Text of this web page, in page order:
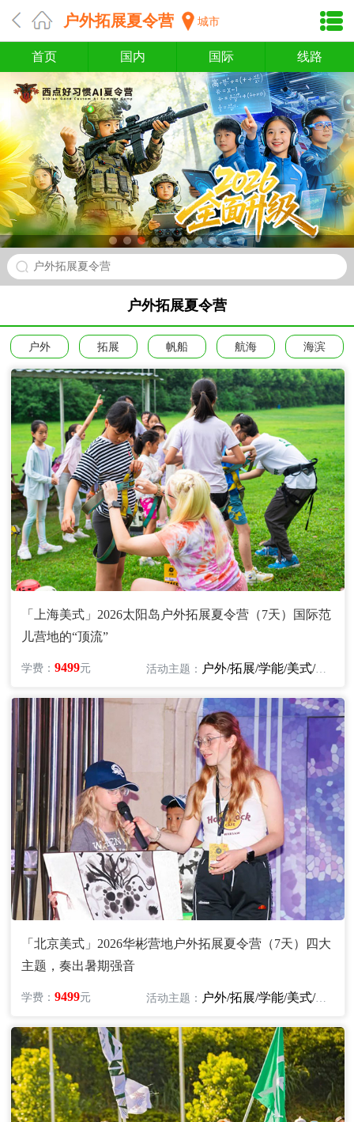
户外拓展夏令营 城市
首页 国内 国际 线路
户外拓展夏令营
户外拓展夏令营
户外 拓展 帆船 航海 海滨
「上海美式」2026太阳岛户外拓展夏令营（7天）国际范
儿营地的“顶流”
学费：9499元 活动主题： 户外/拓展/学能/美式/英语
「北京美式」2026华彬营地户外拓展夏令营（7天）四大
主题，奏出暑期强音
学费：9499元 活动主题： 户外/拓展/学能/美式/英语